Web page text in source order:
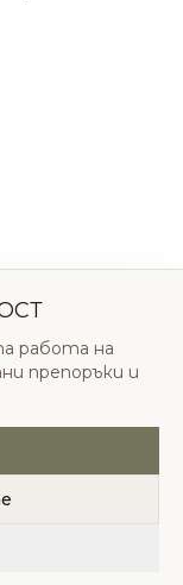
права
условия
работа на
препоръки и